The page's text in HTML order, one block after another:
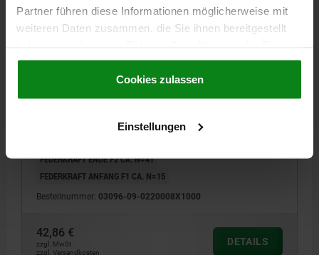
Partner führen diese Informationen möglicherweise mit
weiteren Daten zusammen, die Sie ihnen bereitgestellt
gesammelt haben.Cookie Richtlinien
Datenschutz|AGB
Cookies zulassen
Einstellungen
D=8, D1=M20, L=1000, EDELSTAHL
BOLZENDURCHMESSER=8 FORM=G
FEDERKRAFT ENDE F2 CA. N=41
FEDERKRAFT ANFANG F1 CA. N=15
Bestellnummer: 03096-09-0220008X1000
42,86 €
zzgl. MwSt.
zzgl. Versandkosten
DETAILS